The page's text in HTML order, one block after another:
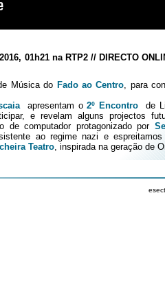
01h21 na RTP2 // DIRECTO
Música do Fado ao Centro, para
apresentam o2º Encontrode
e revelam alguns projectos
de computador protagonizado por
ao regime nazi e
Teatro, inspirada na geração de